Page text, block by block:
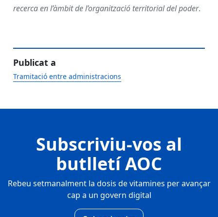
recerca en l’àmbit de l’organització territorial del poder.
Publicat a
Tramitació entre administracions
Subscriviu-vos al
butlletí AOC
Rebeu setmanalment la dosis de vitamines per avançar
cap a un govern digital